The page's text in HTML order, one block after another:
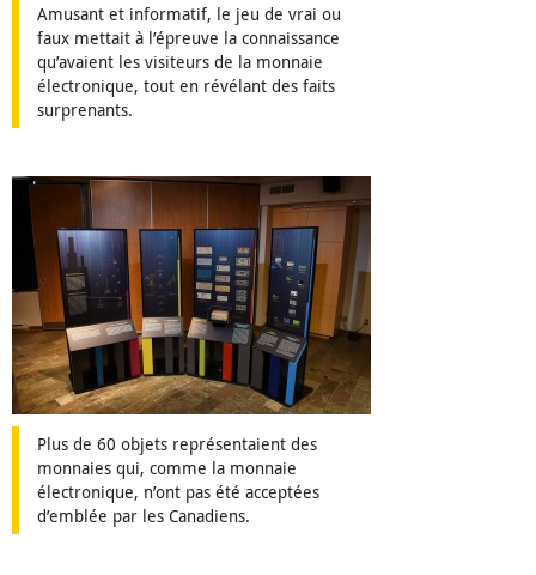
Amusant et informatif, le jeu de vrai ou
faux mettait à l’épreuve la connaissance
qu’avaient les visiteurs de la monnaie
électronique, tout en révélant des faits
surprenants.
Plus de 60 objets représentaient des
monnaies qui, comme la monnaie
électronique, n’ont pas été acceptées
d’emblée par les Canadiens.